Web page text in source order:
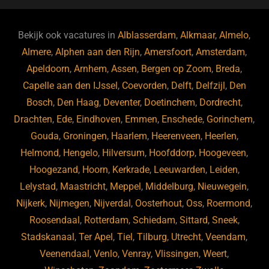
o
o
k
n
o
n
s
p
p
Bekijk ook vacatures inAlblasserdam,Alkmaar,Almelo,
Almere,Alphen aan den Rijn,Amersfoort,Amsterdam,
Apeldoorn,Arnhem,Assen, Bergen op Zoom, Breda,
Capelle aan den IJssel, Coevorden, Delft, Delfzijl, Den
Bosch, Den Haag, Deventer, Doetinchem, Dordrecht,
Drachten, Ede, Eindhoven, Emmen, Enschede, Gorinchem,
Gouda, Groningen, Haarlem, Heerenveen, Heerlen,
Helmond, Hengelo, Hilversum, Hoofddorp, Hoogeveen,
Hoogezand, Hoorn, Kerkrade, Leeuwarden, Leiden,
Lelystad, Maastricht, Meppel, Middelburg, Nieuwegein,
Nijkerk, Nijmegen, Nijverdal, Oosterhout, Oss, Roermond,
Roosendaal, Rotterdam, Schiedam, Sittard, Sneek,
Stadskanaal,Ter Apel,Tiel,Tilburg, Utrecht,Veendam,
Veenendaal,Venlo,Venray,Vlissingen,Weert,